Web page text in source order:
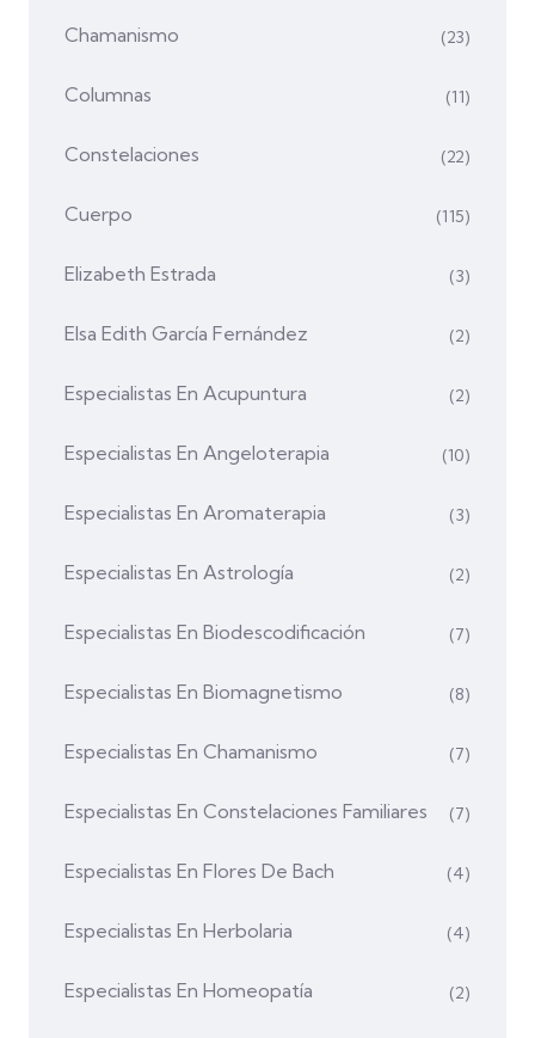
Chamanismo (23)
Columnas (11)
Constelaciones (22)
Cuerpo (115)
Elizabeth Estrada (3)
Elsa Edith García Fernández (2)
Especialistas En Acupuntura (2)
Especialistas En Angeloterapia (10)
Especialistas En Aromaterapia (3)
Especialistas En Astrología (2)
Especialistas En Biodescodificación (7)
Especialistas En Biomagnetismo (8)
Especialistas En Chamanismo (7)
Especialistas En Constelaciones Familiares (7)
Especialistas En Flores De Bach (4)
Especialistas En Herbolaria (4)
Especialistas En Homeopatía (2)